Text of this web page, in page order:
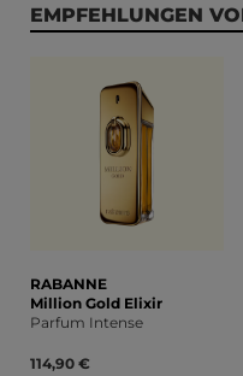
Produktgalerie
EMPFEHLUNGEN
RABANNE
Million Gold Elixir
Parfum Intense
114,90 €